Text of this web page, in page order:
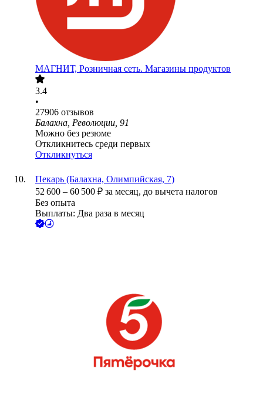
МАГНИТ, Розничная сеть. Магазины продуктов
3.4
•
27906 отзывов
Балахна, Революции, 91
Можно без резюме
Откликнитесь среди первых
Откликнуться
Пекарь (Балахна, Олимпийская, 7)
52 600 – 60 500 ₽ за месяц, до вычета налогов
Без опыта
Выплаты: Два раза в месяц